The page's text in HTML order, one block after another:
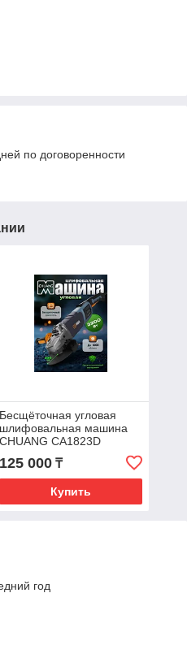
по договоренности
Бесщёточная угловая
шлифовальная машина
CHUANG CA1823D
125 000₸
Купить
год